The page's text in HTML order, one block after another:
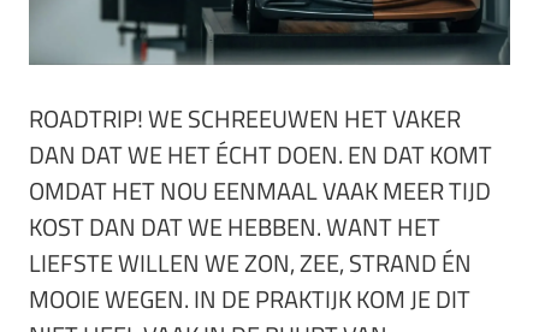
ROADTRIP! WE SCHREEUWEN HET VAKER
DAN DAT WE HET ÉCHT DOEN. EN DAT KOMT
OMDAT HET NOU EENMAAL VAAK MEER TIJD
KOST DAN DAT WE HEBBEN. WANT HET
LIEFSTE WILLEN WE ZON, ZEE, STRAND ÉN
MOOIE WEGEN. IN DE PRAKTIJK KOM JE DIT